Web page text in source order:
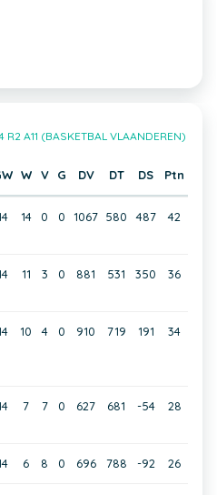
R2 A11 (BASKETBAL VLAANDEREN)
W V G DV DT DS Ptn
14 0 0 1067 580 487 42
11 3 0 881 531 350 36
10 4 0 910 719 191 34
7 7 0 627 681 -54 28
6 8 0 696 788 -92 26